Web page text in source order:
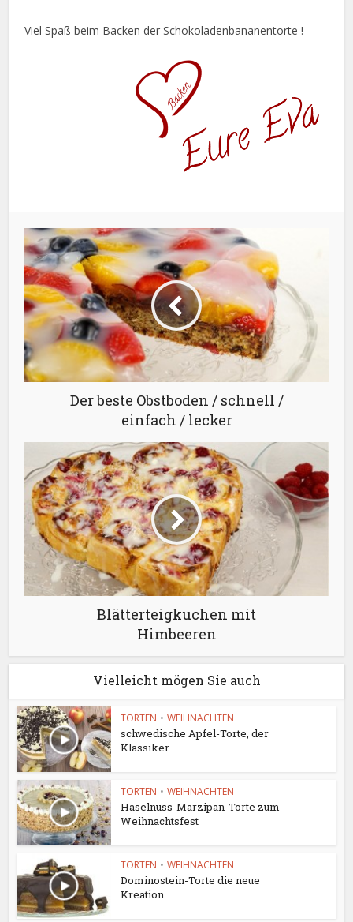
Viel Spaß beim Backen der Schokoladenbananentorte !
Der beste Obstboden / schnell /
einfach / lecker
Blätterteigkuchen mit
Himbeeren
Vielleicht mögen Sie auch
TORTEN • WEIHNACHTEN
schwedische Apfel-Torte, der
Klassiker
TORTEN • WEIHNACHTEN
Haselnuss-Marzipan-Torte zum
Weihnachtsfest
TORTEN • WEIHNACHTEN
Dominostein-Torte die neue
Kreation